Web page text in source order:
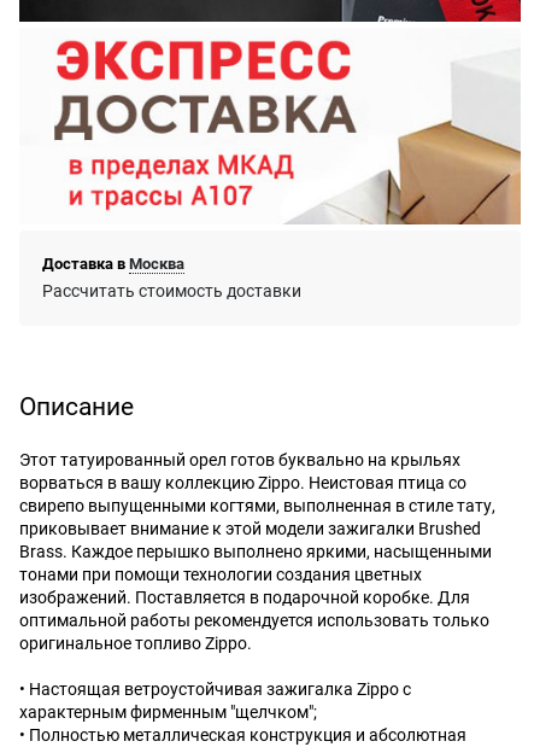
Доставка в Москва
Рассчитать стоимость доставки
Описание
Этот татуированный орел готов буквально на крыльях
ворваться в вашу коллекцию Zippo. Неистовая птица со
свирепо выпущенными когтями, выполненная в стиле тату,
приковывает внимание к этой модели зажигалки Brushed
Brass. Каждое перышко выполнено яркими, насыщенными
тонами при помощи технологии создания цветных
изображений. Поставляется в подарочной коробке. Для
оптимальной работы рекомендуется использовать только
оригинальное топливо Zippo.
• Настоящая ветроустойчивая зажигалка Zippo с
характерным фирменным "щелчком";
• Полностью металлическая конструкция и абсолютная